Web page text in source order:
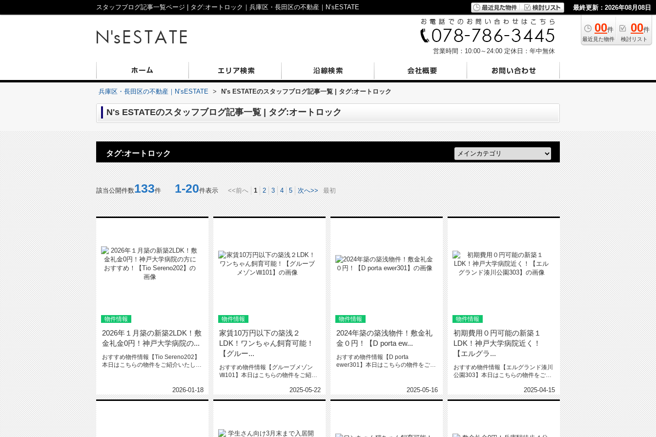
スタッフブログ記事一覧ページ | タグ:オートロック｜兵庫区・長田区の不動産｜N’sESTATE 最終更新：2026年08月08日
00件
最近見た物件
00件
検討リスト
営業時間：10:00～24:00 定休日：年中無休
兵庫区・長田区の不動産｜N’sESTATE > N's ESTATEのスタッフブログ記事一覧 | タグ:オートロック
N's ESTATEのスタッフブログ記事一覧 | タグ:オートロック
タグ:オートロック
該当公開件数133件1-20件表示 <<前へ 1 2 3 4 5 次へ>> 最初
物件情報
2026年１月築の新築2LDK！敷
金礼金0円！神戸大学病院の...
おすすめ物件情報【Tio Sereno202】
本日はこちらの物件をご紹介いたしま
2026-01-18
物件情報
家賃10万円以下の築浅２
LDK！ワンちゃん飼育可能！
【グルー...
おすすめ物件情報【グルーブメゾン
Ⅷ101】本日はこちらの物件をご紹介
2025-05-22
物件情報
2024年築の築浅物件！敷金礼
金０円！【D porta ew...
おすすめ物件情報【D porta
ewer301】本日はこちらの物件をご紹
2025-05-16
物件情報
初期費用０円可能の新築１
LDK！神戸大学病院近く！
【エルグラ...
おすすめ物件情報【エルグランド湊川
公園303】本日はこちらの物件をご紹
2025-04-15